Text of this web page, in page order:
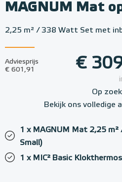
MAGNUM Mat
2,25 m² / 338 Watt Set met
Adviesprijs
€ 601,91
€
Op
Bekijk ons volledige
1 x MAGNUM Mat 2,25
Small)
1 x MIC² Basic